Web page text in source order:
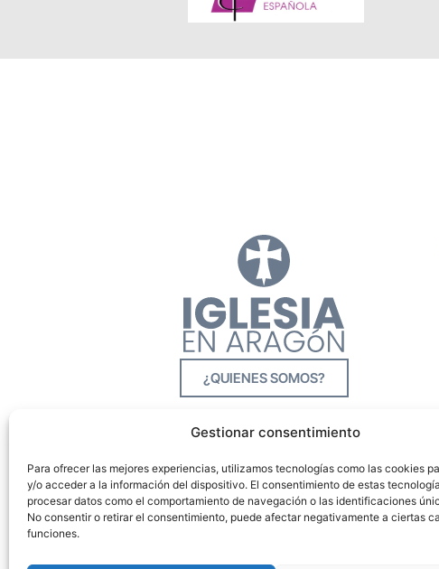
Gestionar consentimiento
Para ofrecer las mejores experiencias, utilizamos tecnologías como las cookies
y/o acceder a la información del dispositivo. El consentimiento de estas
procesar datos como el comportamiento de navegación o las identificaciones
No consentir o retirar el consentimiento, puede afectar negativamente a ciertas
funciones.
¿QUIENES SOMOS?